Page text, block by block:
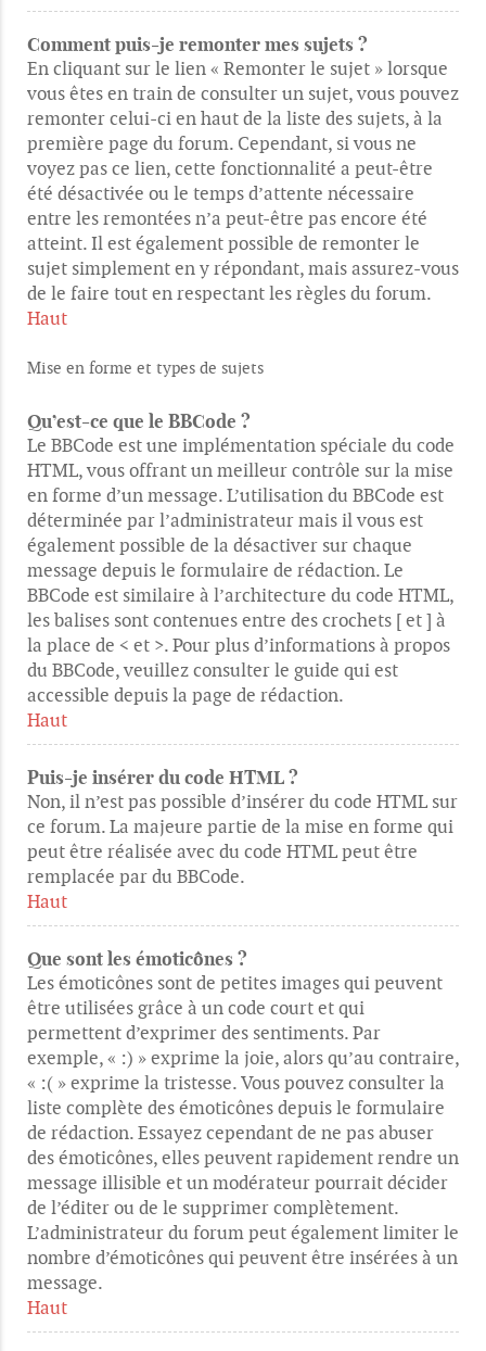
Comment puis-je remonter mes sujets ?
En cliquant sur le lien « Remonter le sujet » lorsque
vous êtes en train de consulter un sujet, vous pouvez
remonter celui-ci en haut de la liste des sujets, à la
première page du forum. Cependant, si vous ne
voyez pas ce lien, cette fonctionnalité a peut-être
été désactivée ou le temps d’attente nécessaire
entre les remontées n’a peut-être pas encore été
atteint. Il est également possible de remonter le
sujet simplement en y répondant, mais assurez-vous
de le faire tout en respectant les règles du forum.
Haut
Mise en forme et types de sujets
Qu’est-ce que le BBCode ?
Le BBCode est une implémentation spéciale du code
HTML, vous offrant un meilleur contrôle sur la mise
en forme d’un message. L’utilisation du BBCode est
déterminée par l’administrateur mais il vous est
également possible de la désactiver sur chaque
message depuis le formulaire de rédaction. Le
BBCode est similaire à l’architecture du code HTML,
les balises sont contenues entre des crochets [ et ] à
la place de < et >. Pour plus d’informations à propos
du BBCode, veuillez consulter le guide qui est
accessible depuis la page de rédaction.
Haut
Puis-je insérer du code HTML ?
Non, il n’est pas possible d’insérer du code HTML sur
ce forum. La majeure partie de la mise en forme qui
peut être réalisée avec du code HTML peut être
remplacée par du BBCode.
Haut
Que sont les émoticônes ?
Les émoticônes sont de petites images qui peuvent
être utilisées grâce à un code court et qui
permettent d’exprimer des sentiments. Par
exemple, « :) » exprime la joie, alors qu’au contraire,
« :( » exprime la tristesse. Vous pouvez consulter la
liste complète des émoticônes depuis le formulaire
de rédaction. Essayez cependant de ne pas abuser
des émoticônes, elles peuvent rapidement rendre un
message illisible et un modérateur pourrait décider
de l’éditer ou de le supprimer complètement.
L’administrateur du forum peut également limiter le
nombre d’émoticônes qui peuvent être insérées à un
message.
Haut